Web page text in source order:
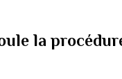
la